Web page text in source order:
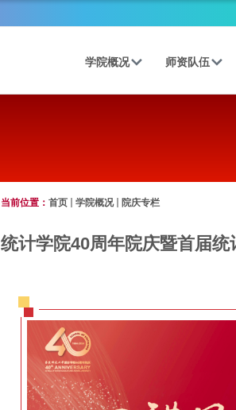
学院概况 师资队伍
当前位置： 首页 学院概况 院庆专栏
统计学院40周年院庆暨首届